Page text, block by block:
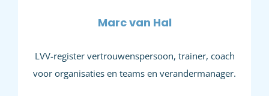
Marc van Hal
LVV-register vertrouwenspersoon, trainer, coach
voor organisaties en teams en verandermanager.